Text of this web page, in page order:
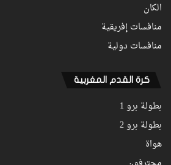
الكان
منافسات إفريقية
منافسات دولية
كرة القدم المغربية
بطولة برو 1
بطولة برو 2
هواة